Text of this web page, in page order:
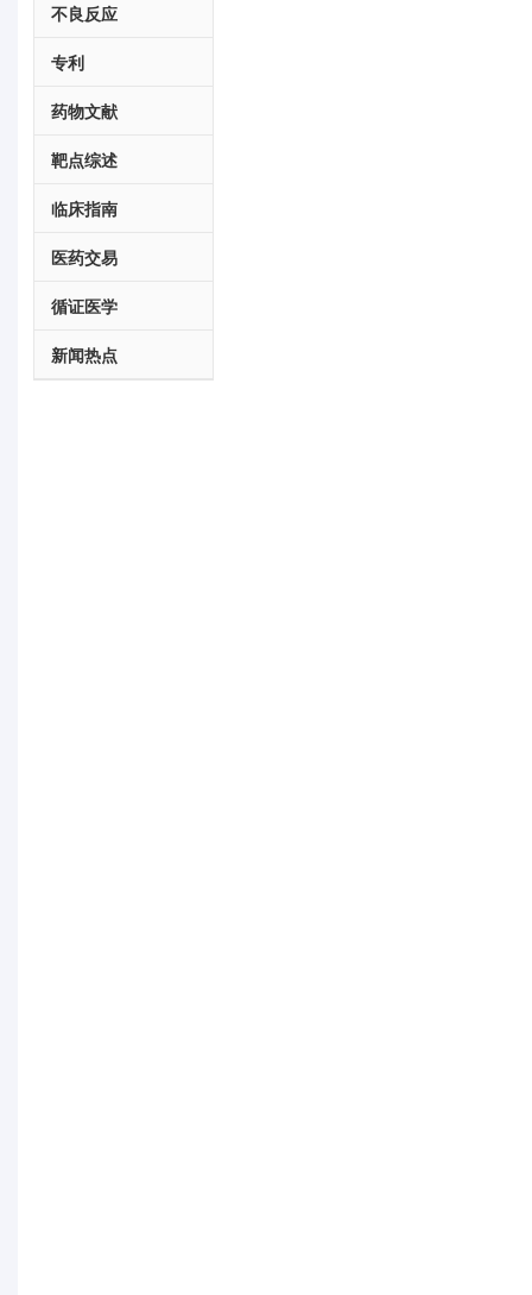
不良反应
专利
药物文献
靶点综述
临床指南
医药交易
循证医学
新闻热点